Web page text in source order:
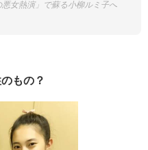
女熱演」で蘇る小柳ルミ子へ
もの？